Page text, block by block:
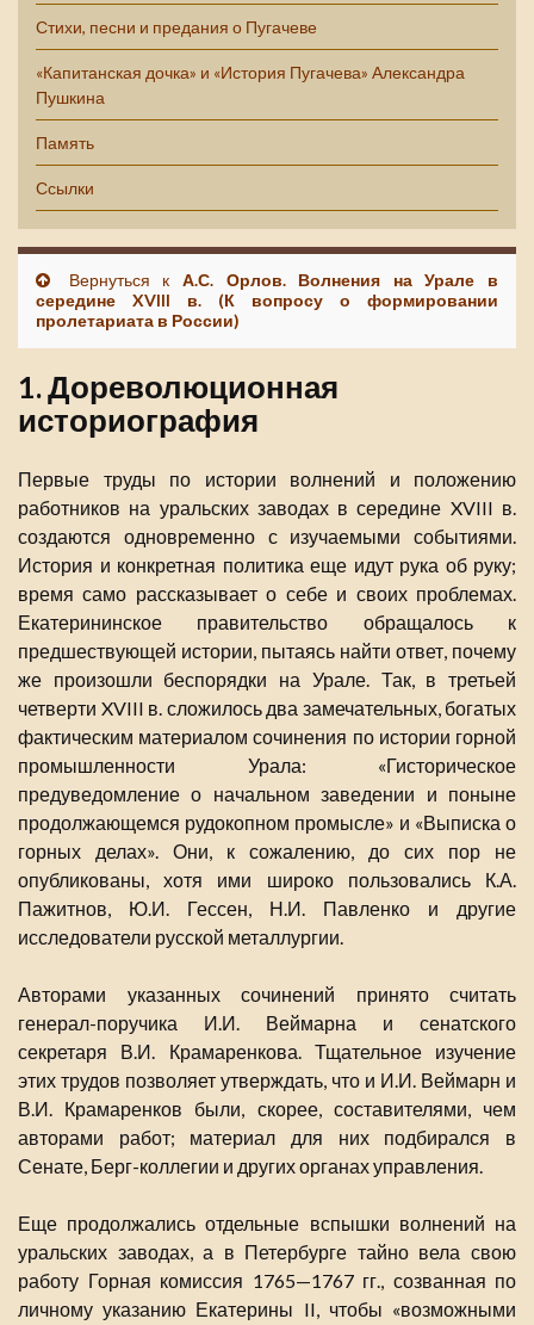
Стихи, песни и предания о Пугачеве
«Капитанская дочка» и «История Пугачева» Александра
Пушкина
Память
Ссылки
Вернуться к А.С. Орлов. Волнения на Урале в
середине XVIII в. (К вопросу о формировании
пролетариата в России)
1. Дореволюционная
историография
Первые труды по истории волнений и положению
работников на уральских заводах в середине XVIII в.
создаются одновременно с изучаемыми событиями.
История и конкретная политика еще идут рука об руку;
время само рассказывает о себе и своих проблемах.
Екатерининское правительство обращалось к
предшествующей истории, пытаясь найти ответ, почему
же произошли беспорядки на Урале. Так, в третьей
четверти XVIII в. сложилось два замечательных, богатых
фактическим материалом сочинения по истории горной
промышленности Урала: «Гисторическое
предуведомление о начальном заведении и поныне
продолжающемся рудокопном промысле» и «Выписка о
горных делах». Они, к сожалению, до сих пор не
опубликованы, хотя ими широко пользовались К.А.
Пажитнов, Ю.И. Гессен, Н.И. Павленко и другие
исследователи русской металлургии.
Авторами указанных сочинений принято считать
генерал-поручика И.И. Веймарна и сенатского
секретаря В.И. Крамаренкова. Тщательное изучение
этих трудов позволяет утверждать, что и И.И. Веймарн и
В.И. Крамаренков были, скорее, составителями, чем
авторами работ; материал для них подбирался в
Сенате, Берг-коллегии и других органах управления.
Еще продолжались отдельные вспышки волнений на
уральских заводах, а в Петербурге тайно вела свою
работу Горная комиссия 1765—1767 гг., созванная по
личному указанию Екатерины II, чтобы «возможными